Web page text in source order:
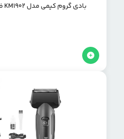
بادی گروم کیمی مدل KM1902 ضد آب با تیغه استیل